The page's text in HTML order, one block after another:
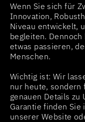
Wenn Sie sich für
Innovation,
Niveau entwickelt,
begleiten.
etwas passieren,
Menschen.
Wichtig ist: Wir
nur heute, sondern
genauen Details zu
Garantie finden Sie
unserer Website